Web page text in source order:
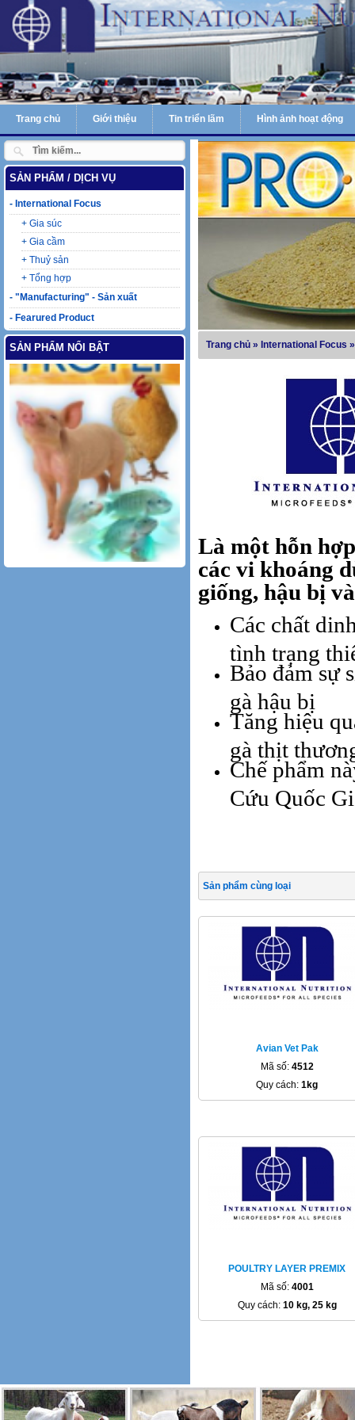
Trang chủ Giới thiệu Tin triển lãm Hình ảnh hoạt động
SẢN PHẨM / DỊCH VỤ
- International Focus
+ Gia súc
+ Gia cầm
+ Thuỷ sản
+ Tổng hợp
- "Manufacturing" - Sản xuất
- Fearured Product
SẢN PHẨM NỔI BẬT
Laczyme
Trang chủ » International Focus
Là một hỗn
các vi khoáng
giống, hậu bị
Các chất
tình trạng
Bảo đảm sự
gà hậu bị
Tăng hiệu
gà thịt
Chế phẩm
Cứu Quốc
Sản phẩm cùng loại
Avian Vet Pak
Mã số: 4512
Quy cách: 1kg
POULTRY LAYER PREMIX
Mã số: 4001
Quy cách: 10 kg, 25 kg